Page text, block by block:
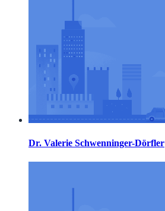
Dr. Valerie Schwenninger-Dörfler